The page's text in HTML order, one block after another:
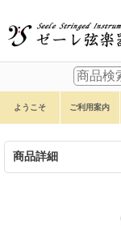
ようこそ ご利用案内
商品詳細